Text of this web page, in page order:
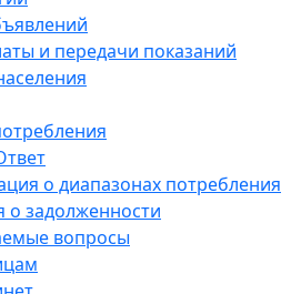
и передачи показаний
о диапазонах потребления
о задолженности
вопросы